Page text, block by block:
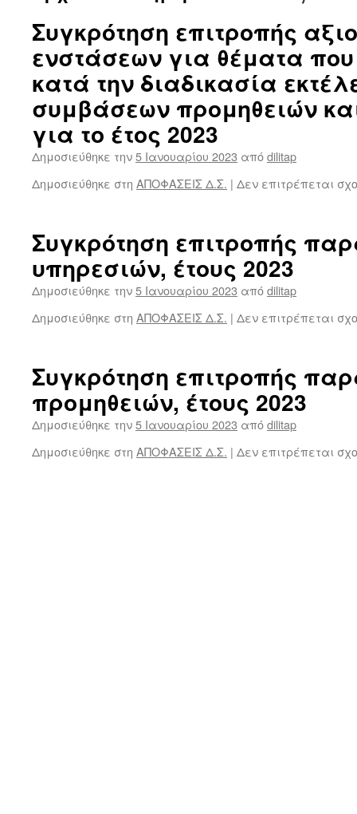
Συγκρότηση επιτροπής
ενστάσεων για θέματα
κατά την διαδικασία
συμβάσεων προμηθειών
για το έτος 2023
Δημοσιεύθηκε την5 Ιανουαρίου 2023 απόdilitap
Δημοσιεύθηκε στη ΑΠΟΦΑΣΕΙΣ Δ.Σ. | Δεν επιτρέπεται
Συγκρότηση επιτροπής
υπηρεσιών, έτους 2023
Δημοσιεύθηκε την5 Ιανουαρίου 2023 απόdilitap
Δημοσιεύθηκε στη ΑΠΟΦΑΣΕΙΣ Δ.Σ. | Δεν επιτρέπεται
Συγκρότηση επιτροπής
προμηθειών, έτους 2023
Δημοσιεύθηκε την5 Ιανουαρίου 2023 απόdilitap
Δημοσιεύθηκε στη ΑΠΟΦΑΣΕΙΣ Δ.Σ. | Δεν επιτρέπεται